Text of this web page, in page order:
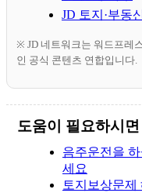
JD 토지·부동
※ JD 네트워크는 워드프레
인 공식 콘텐츠 연합입니다.
도움이 필요하시면
음주운전을
세요
토지보상문